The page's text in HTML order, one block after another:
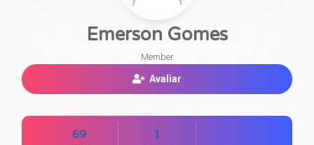
Emerson Gomes
Member
Avaliar
69 1